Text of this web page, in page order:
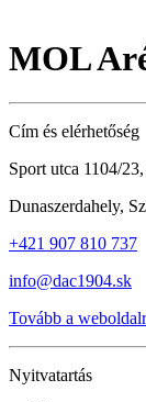
MOL
Cím és elérhetőség
Sport utca 1104/
Dunaszerdahely,
+421 907 810 737
info@dac1904.sk
Tovább a
Nyitvatartás